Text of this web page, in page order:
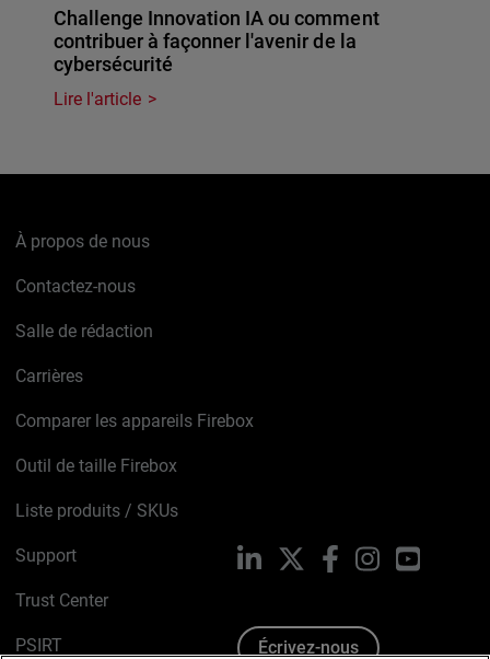
Challenge Innovation IA ou comment
contribuer à façonner l'avenir de la
cybersécurité
Lire l'article
À propos de nous
Contactez-nous
Salle de rédaction
Carrières
Comparer les appareils Firebox
Outil de taille Firebox
Liste produits / SKUs
Support
Trust Center
PSIRT
LinkedIn FacebookInstagramYouTube
Écrivez-nous